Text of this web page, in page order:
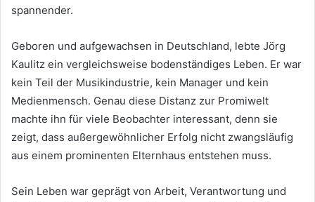
spannender.
Geboren und aufgewachsen in Deutschland, lebte Jörg
Kaulitz ein vergleichsweise bodenständiges Leben. Er war
kein Teil der Musikindustrie, kein Manager und kein
Medienmensch. Genau diese Distanz zur Promiwelt
machte ihn für viele Beobachter interessant, denn sie
zeigt, dass außergewöhnlicher Erfolg nicht zwangsläufig
aus einem prominenten Elternhaus entstehen muss.
Sein Leben war geprägt von Arbeit, Verantwortung und